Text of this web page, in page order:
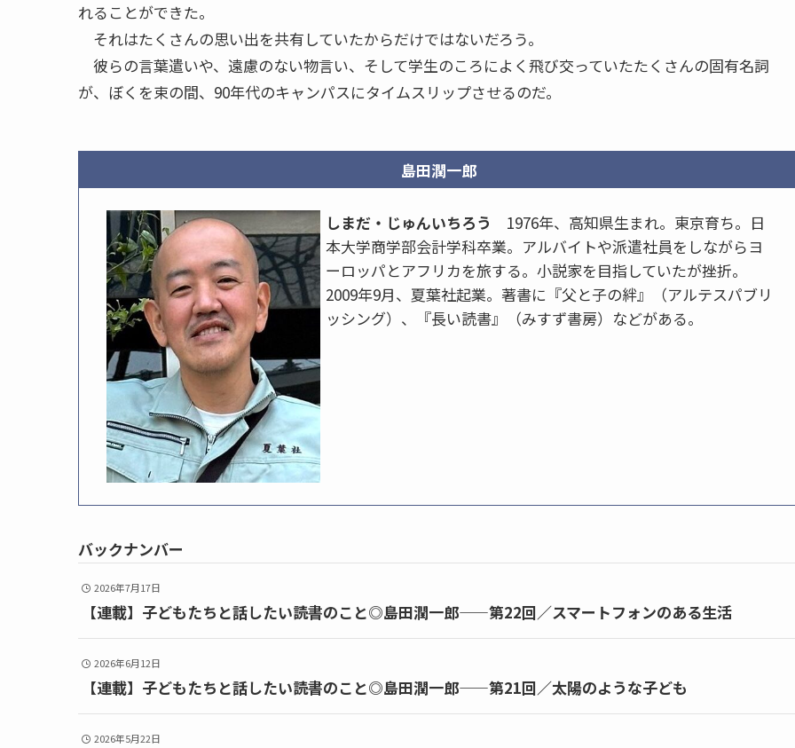
れることができた。
それはたくさんの思い出を共有していたからだけではないだろう。
彼らの言葉遣いや、遠慮のない物言い、そして学生のころによく飛び交っていたたくさんの固有名詞
が、ぼくを束の間、90年代のキャンパスにタイムスリップさせるのだ。
島田潤一郎
しまだ・じゅんいちろう
1976年、高知県生まれ。東京育ち。日
本大学商学部会計学科卒業。アルバイトや派遣社員をしながらヨ
ーロッパとアフリカを旅する。小説家を目指していたが挫折。
2009年9月、夏葉社起業。著書に『父と子の絆』（アルテスパブリ
ッシング）、『長い読書』（みすず書房）などがある。
バックナンバー
2026年7月17日
【連載】子どもたちと話したい読書のこと◎島田潤一郎——第22回／スマートフォンのある生活
2026年6月12日
【連載】子どもたちと話したい読書のこと◎島田潤一郎——第21回／太陽のような子ども
2026年5月22日